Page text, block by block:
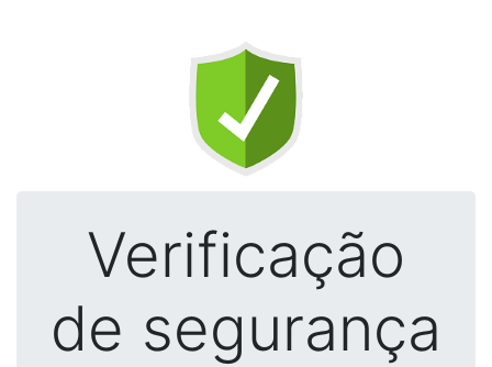
Verificação
de segurança